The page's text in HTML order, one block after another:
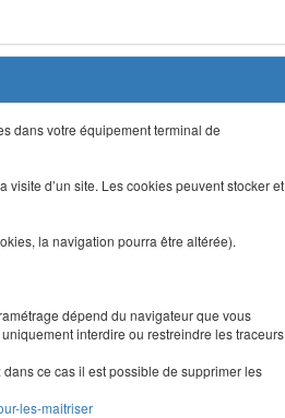
dans votre équipement terminal de
d’un site. Les cookies peuvent stocker et
la navigation pourra être altérée).
dépend du navigateur que vous
interdire ou restreindre les traceurs
ce cas il est possible de supprimer les
les-maitriser